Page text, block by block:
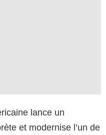
lance un
et modernise l’un de